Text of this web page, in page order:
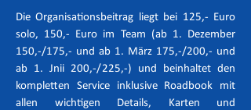
Die Organisationsbeitrag liegt bei 125,- Euro
solo, 150,- Euro im Team (ab 1. Dezember
150,-/175,- und ab 1. März 175,-/200,- und
ab 1. Jnii 200,-/225,-) und beinhaltet den
kompletten Service inklusive Roadbook mit
allen wichtigen Details, Karten und